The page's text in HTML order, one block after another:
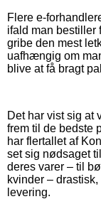
Flere e-
ifald man bestiller
gribe den mest
uafhængig om
blive at få bragt
Det har vist sig at
frem til de bedste
har flertallet af
set sig nødsaget
deres varer – til
kvinder –
levering.